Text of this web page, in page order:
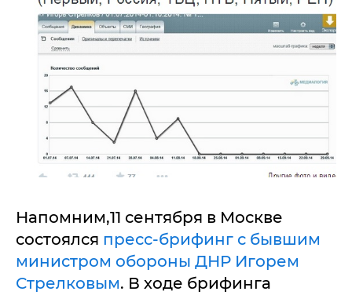
Напомним,11 сентября в Москве
состоялся пресс-брифинг с бывшим
министром обороны ДНР Игорем
Стрелковым. В ходе брифинга